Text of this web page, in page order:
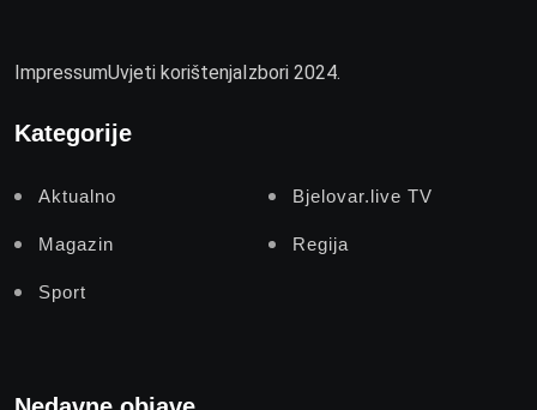
ImpressumUvjeti korištenja Izbori 2024.
Kategorije
Aktualno Bjelovar.live TV
Magazin Regija
Sport